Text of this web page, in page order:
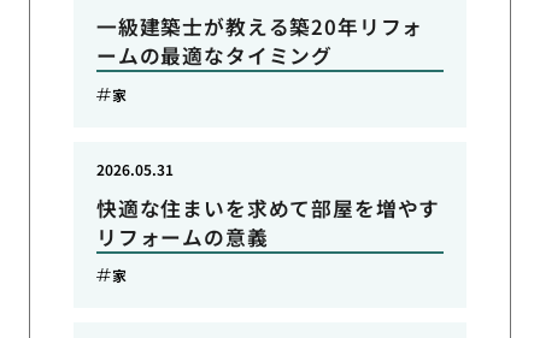
一級建築士が教える築20年リフォ
ームの最適なタイミング
家
快適な住まいを求めて部屋を増やす
リフォームの意義
2026.05.31
家